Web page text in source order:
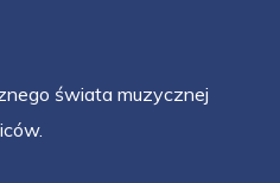
świata muzycznej